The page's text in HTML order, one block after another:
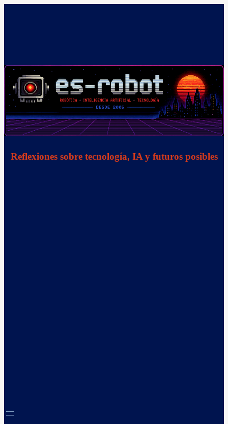
Reflexiones sobre tecnología, IA y futuros posibles